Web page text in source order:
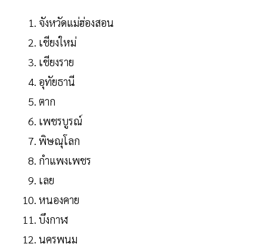
จังหวัดแม่ฮ่องสอน
เชียงใหม่
เชียงราย
อุทัยธานี
ตาก
เพชรบูรณ์
พิษณุโลก
กำแพงเพชร
เลย
หนองคาย
บึงกาฬ
นครพนม